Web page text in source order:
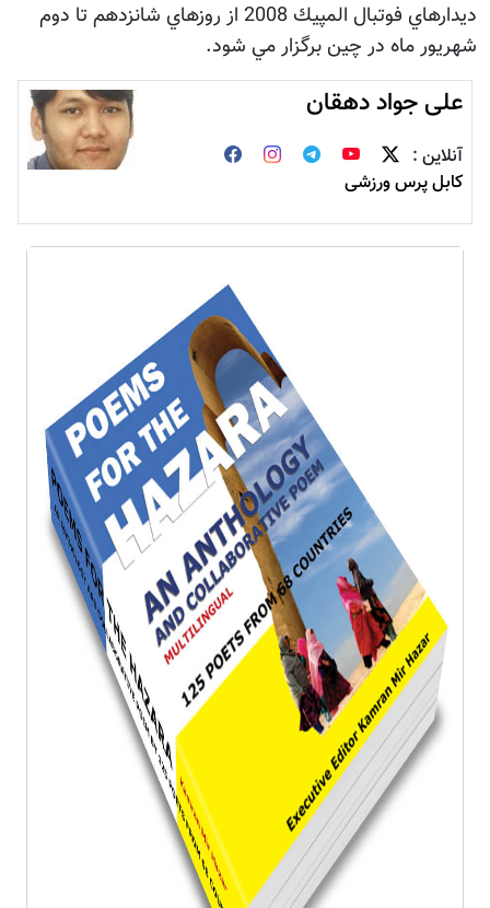
ديدارهاي فوتبال المپيك 2008 از روزهاي شانزدهم تا دوم
شهريور ماه در چين برگزار مي شود.
علی جواد دهقان
آنلاین :
کابل پرس ورزشی